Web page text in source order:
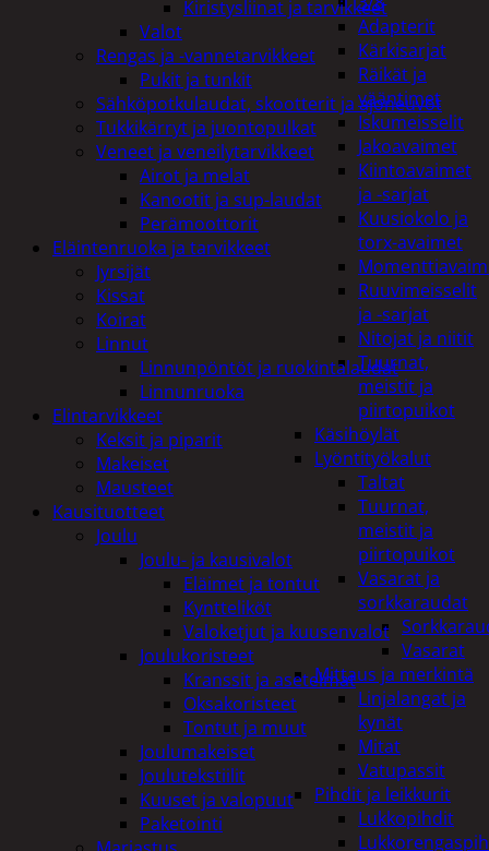
Adapterit
Kärkisarjat
Räikät ja
vääntimet
Iskumeisselit
Jakoavaimet
Kiintoavaimet
ja -sarjat
Kuusiokolo ja
torx-avaimet
Ruuvimeisselit
ja -sarjat
Nitojat ja niitit
Tuurnat,
meistit ja
piirtopuikot
Käsihöylät
Lyöntityökalut
Taltat
Tuurnat,
meistit ja
piirtopuikot
Vasarat ja
sorkkaraudat
Vasarat
Mittaus ja merkintä
Linjalangat ja
kynät
Mitat
Vatupassit
Pihdit ja leikkurit
Lukkopihdit
Kiristysliinat ja tarvikkeet
Valot
Rengas ja -vannetarvikkeet
Pukit ja tunkit
Sähköpotkulaudat, skootterit ja ajoneuvot
Tukkikärryt ja juontopulkat
Veneet ja veneilytarvikkeet
Airot ja melat
Kanootit ja sup-laudat
Perämoottorit
Eläintenruoka ja tarvikkeet
Jyrsijät
Kissat
Koirat
Linnut
Linnunpöntöt ja ruokintalaudat
Linnunruoka
Elintarvikkeet
Keksit ja piparit
Makeiset
Mausteet
Kausituotteet
Joulu
Joulu- ja kausivalot
Eläimet ja tontut
Kyntteliköt
Valoketjut ja kuusenvalot
Joulukoristeet
Kranssit ja asetelmat
Oksakoristeet
Tontut ja muut
Joulumakeiset
Joulutekstiilit
Kuuset ja valopuut
Paketointi